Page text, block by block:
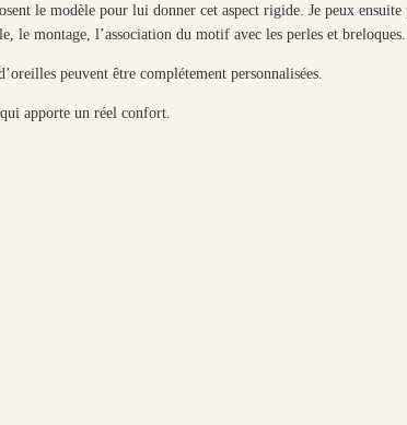
le modèle pour lui donner cet aspect rigide. Je peux
le montage, l’association du motif avec les perles et breloques.
peuvent être complétement personnalisées.
apporte un réel confort.